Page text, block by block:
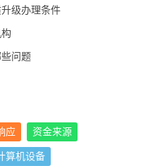
级办理条件
问题
应 资金来源
算机设备